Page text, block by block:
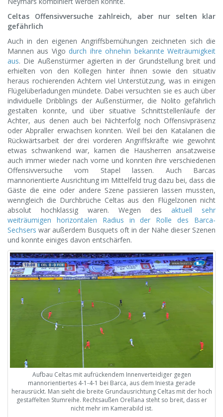
Celtas Offensivversuche zahlreich, aber nur selten klar
gefährlich
Auch in den eigenen Angriffsbemühungen zeichneten sich die
Mannen aus Vigo durch ihre ohnehin bekannte Weiträumigkeit
aus. Die Außenstürmer agierten in der Grundstellung breit und
erhielten von den Kollegen hinter ihnen sowie den situativ
heraus rochierenden Achtern viel Unterstützung, was in einigen
Flügelüberladungen mündete. Dabei versuchten sie es auch über
individuelle Dribblings der Außenstürmer, die Nolito gefährlich
gestalten konnte, und über situative Schnittstellenläufe der
Achter, aus denen auch bei Nichterfolg noch Offensivpräsenz
oder Abpraller erwachsen konnten. Weil bei den Katalanen die
Rückwärtsarbeit der drei vorderen Angriffskräfte wie gewohnt
etwas schwankend war, kamen die Hausherren ansatzweise
auch immer wieder nach vorne und konnten ihre verschiedenen
Offensivversuche vom Stapel lassen. Auch Barcas
mannorientierte Ausrichtung im Mittelfeld trug dazu bei, dass die
Gäste die eine oder andere Szene passieren lassen mussten,
wenngleich die Durchbrüche Celtas aus den Flügelzonen nicht
absolut hochklassig waren. Wegen des aktuell sehr
weiträumigen horizontalen Radius in der Rolle des Barca-
Sechsers war außerdem Busquets oft in der Nähe dieser Szenen
und konnte einiges davon entschärfen.
Aufbau Celtas mit aufrückendem Innenverteidiger gegen
mannorientiertes 4-1-4-1 bei Barca, aus dem Iniesta gerade
herausrückt. Man sieht die breite Grundausrichtung Celtas mit der hoch
gestaffelten Stumreihe. Rechtsaußen Orellana steht so breit, dass er
nicht mehr im Kamerabild ist.